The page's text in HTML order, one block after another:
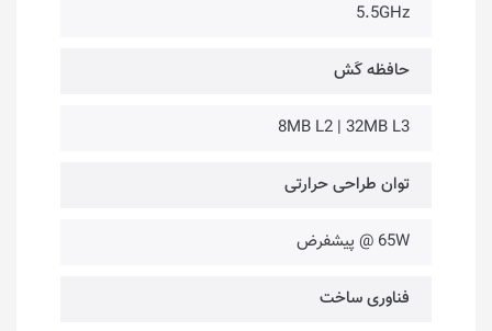
5.5GHz
حافظه کَش
8MB L2 | 32MB L3
توان طراحی حرارتی
65W @ پیشفرض
فناوری ساخت